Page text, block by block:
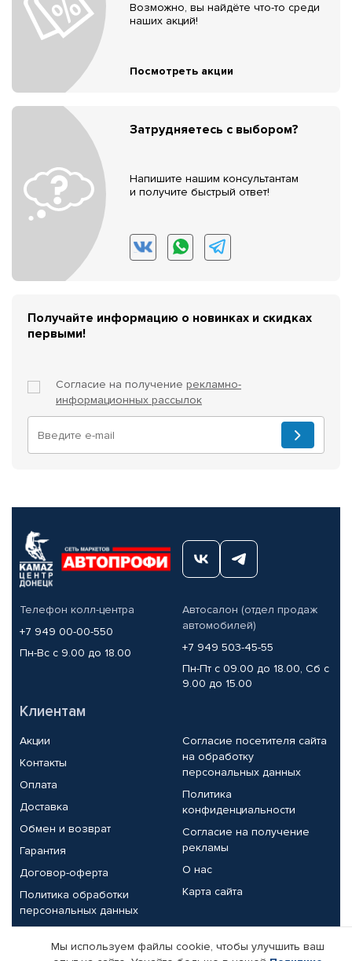
Возможно, вы найдёте что-то среди
наших акций!
Посмотреть акции
Затрудняетесь с выбором?
Напишите нашим консультантам
и получите быстрый ответ!
Получайте информацию о новинках и скидках
первыми!
Согласие на получение рекламно-
информационных рассылок
Телефон колл-центра
+7 949 00-00-550
Пн-Вс с 9.00 до 18.00
Автосалон (отдел продаж
автомобилей)
+7 949 503-45-55
Пн-Пт с 09.00 до 18.00, Сб с
9.00 до 15.00
Клиентам
Акции
Контакты
Оплата
Доставка
Обмен и возврат
Гарантия
Договор-оферта
Политика обработки
персональных данных
Согласие посетителя сайта
на обработку
персональных данных
Политика
конфиденциальности
Согласие на получение
рекламы
О нас
Карта сайта
Партнерам
Мы используем файлы cookie, чтобы улучшить ваш